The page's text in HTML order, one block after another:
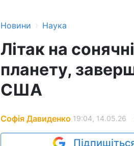
Новини › Наука
Літак на
планету,
США
Софія Давиденко 19:04, 14.05.26